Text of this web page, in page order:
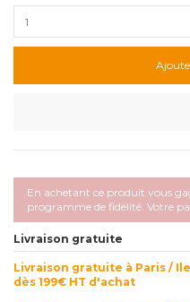
En achetant ce produit vous
programme de fidélité. Votre
Livraison gratuite
Livraison gratuite à Paris /
dès 199€ HT d'achat